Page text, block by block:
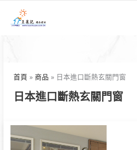
首頁 商品 日本進口斷熱玄關門窗
日本進口斷熱玄關門窗